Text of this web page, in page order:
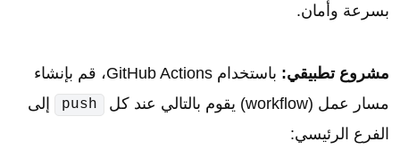
بسرعة وأمان.
مشروع تطبيقي:
باستخدام GitHub Actions، قم بإنشاء
مسار عمل (workflow) يقوم بالتالي عند كل
push
إلى
الفرع الرئيسي: